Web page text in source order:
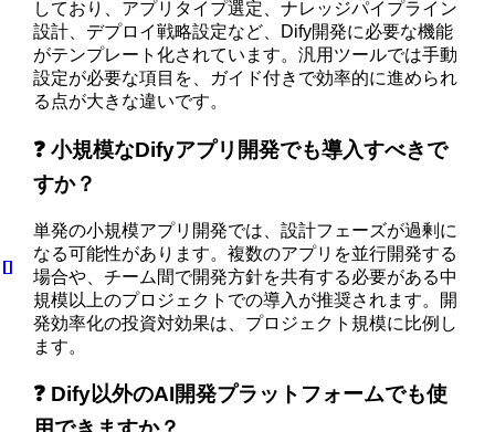
しており、アプリタイプ選定、ナレッジパイプライン
設計、デプロイ戦略設定など、Dify開発に必要な機能
がテンプレート化されています。汎用ツールでは手動
設定が必要な項目を、ガイド付きで効率的に進められ
る点が大きな違いです。
❓ 小規模なDifyアプリ開発でも導入すべきで
すか？
単発の小規模アプリ開発では、設計フェーズが過剰に
なる可能性があります。複数のアプリを並行開発する
場合や、チーム間で開発方針を共有する必要がある中
規模以上のプロジェクトでの導入が推奨されます。開
発効率化の投資対効果は、プロジェクト規模に比例し
ます。
❓ Dify以外のAI開発プラットフォームでも使